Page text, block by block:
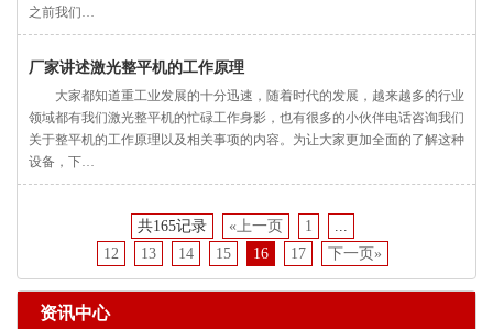
之前我们…
厂家讲述激光整平机的工作原理
大家都知道重工业发展的十分迅速，随着时代的发展，越来越多的行业
领域都有我们激光整平机的忙碌工作身影，也有很多的小伙伴电话咨询我们
关于整平机的工作原理以及相关事项的内容。为让大家更加全面的了解这种
设备，下…
共165记录 «上一页 1
...
12
13 14 15 16 17 下一页»
资讯中心